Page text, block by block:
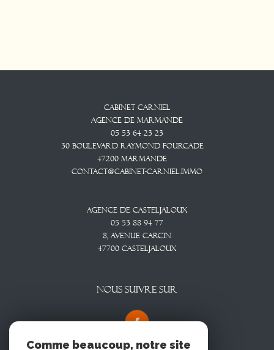
Cabinet CARNIEL
Agence De Marmande
05 53 64 23 23
30 Boulevard Raymond Fourcade
47200
Marmande
contact@cabinet-carniel.immo
Agence De Casteljaloux
05 53 88 94 77
8, Avenue CARCIN
47700
CASTELJALOUX
NOUS SUIVRE SUR
Comme beaucoup, notre site